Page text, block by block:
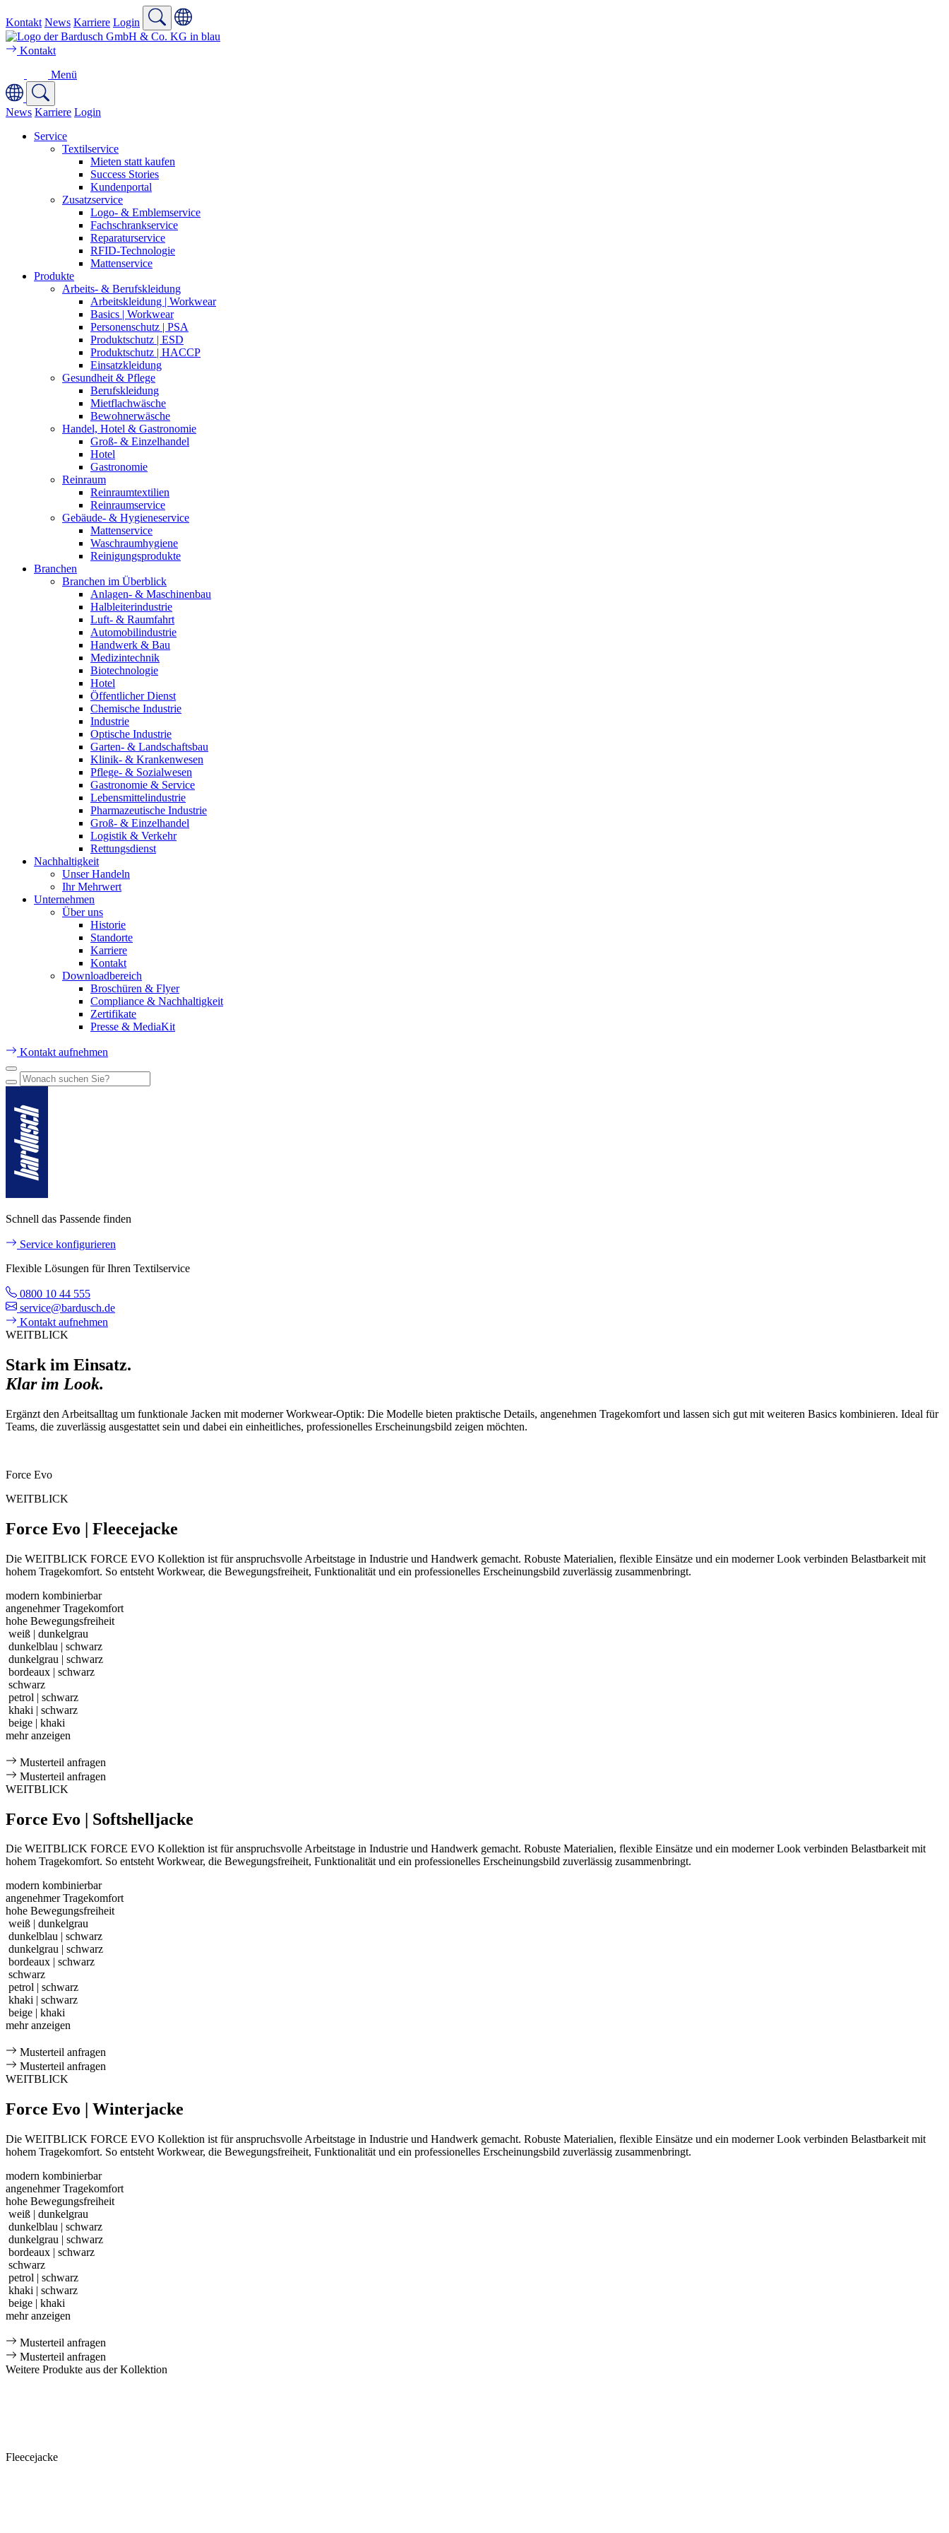
Kontakt News Karriere Login
Kontakt
Menü
News Karriere Login
Service
Textilservice
Mieten statt kaufen
Success Stories
Kundenportal
Zusatzservice
Logo- & Emblemservice
Fachschrankservice
Reparaturservice
RFID-Technologie
Mattenservice
Produkte
Arbeits- & Berufskleidung
Arbeitskleidung | Workwear
Basics | Workwear
Personenschutz | PSA
Produktschutz | ESD
Produktschutz | HACCP
Einsatzkleidung
Gesundheit & Pflege
Berufskleidung
Mietflachwäsche
Bewohnerwäsche
Handel, Hotel & Gastronomie
Groß- & Einzelhandel
Hotel
Gastronomie
Reinraum
Reinraumtextilien
Reinraumservice
Gebäude- & Hygieneservice
Mattenservice
Waschraumhygiene
Reinigungsprodukte
Branchen
Branchen im Überblick
Anlagen- & Maschinenbau
Halbleiterindustrie
Luft- & Raumfahrt
Automobilindustrie
Handwerk & Bau
Medizintechnik
Biotechnologie
Hotel
Öffentlicher Dienst
Chemische Industrie
Industrie
Optische Industrie
Garten- & Landschaftsbau
Klinik- & Krankenwesen
Pflege- & Sozialwesen
Gastronomie & Service
Lebensmittelindustrie
Pharmazeutische Industrie
Groß- & Einzelhandel
Logistik & Verkehr
Rettungsdienst
Nachhaltigkeit
Unser Handeln
Ihr Mehrwert
Unternehmen
Über uns
Historie
Standorte
Karriere
Kontakt
Downloadbereich
Broschüren & Flyer
Compliance & Nachhaltigkeit
Zertifikate
Presse & MediaKit
Kontakt aufnehmen
Schnell das Passende finden
Service konfigurieren
Flexible Lösungen für Ihren Textilservice
0800 10 44 555
service@bardusch.de
Kontakt aufnehmen
WEITBLICK
Stark im Einsatz.
Klar im Look.
Ergänzt den Arbeitsalltag um funktionale Jacken mit moderner Workwear-Optik: Die Modelle bieten praktische Details, angenehmen Tragekomfort und lassen sich gut mit weiteren Basics kombinieren. Ideal für
Teams, die zuverlässig ausgestattet sein und dabei ein einheitliches, professionelles Erscheinungsbild zeigen möchten.
Force Evo
WEITBLICK
Force Evo | Fleecejacke
Die WEITBLICK FORCE EVO Kollektion ist für anspruchsvolle Arbeitstage in Industrie und Handwerk gemacht. Robuste Materialien, flexible Einsätze und ein moderner Look verbinden Belastbarkeit mit
hohem Tragekomfort. So entsteht Workwear, die Bewegungsfreiheit, Funktionalität und ein professionelles Erscheinungsbild zuverlässig zusammenbringt.
modern kombinierbar
angenehmer Tragekomfort
hohe Bewegungsfreiheit
weiß | dunkelgrau
dunkelblau | schwarz
dunkelgrau | schwarz
bordeaux | schwarz
schwarz
petrol | schwarz
khaki | schwarz
beige | khaki
mehr anzeigen
Musterteil anfragen
Musterteil anfragen
WEITBLICK
Force Evo | Softshelljacke
Die WEITBLICK FORCE EVO Kollektion ist für anspruchsvolle Arbeitstage in Industrie und Handwerk gemacht. Robuste Materialien, flexible Einsätze und ein moderner Look verbinden Belastbarkeit mit
hohem Tragekomfort. So entsteht Workwear, die Bewegungsfreiheit, Funktionalität und ein professionelles Erscheinungsbild zuverlässig zusammenbringt.
modern kombinierbar
angenehmer Tragekomfort
hohe Bewegungsfreiheit
weiß | dunkelgrau
dunkelblau | schwarz
dunkelgrau | schwarz
bordeaux | schwarz
schwarz
petrol | schwarz
khaki | schwarz
beige | khaki
mehr anzeigen
Musterteil anfragen
Musterteil anfragen
WEITBLICK
Force Evo | Winterjacke
Die WEITBLICK FORCE EVO Kollektion ist für anspruchsvolle Arbeitstage in Industrie und Handwerk gemacht. Robuste Materialien, flexible Einsätze und ein moderner Look verbinden Belastbarkeit mit
hohem Tragekomfort. So entsteht Workwear, die Bewegungsfreiheit, Funktionalität und ein professionelles Erscheinungsbild zuverlässig zusammenbringt.
modern kombinierbar
angenehmer Tragekomfort
hohe Bewegungsfreiheit
weiß | dunkelgrau
dunkelblau | schwarz
dunkelgrau | schwarz
bordeaux | schwarz
schwarz
petrol | schwarz
khaki | schwarz
beige | khaki
mehr anzeigen
Musterteil anfragen
Musterteil anfragen
Weitere Produkte aus der Kollektion
Fleecejacke